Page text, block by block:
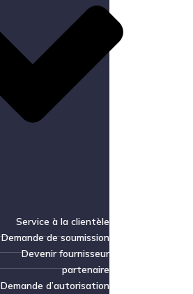
Service à la clientèle
Demande de soumission
Devenir fournisseur
partenaire
Demande d’autorisation